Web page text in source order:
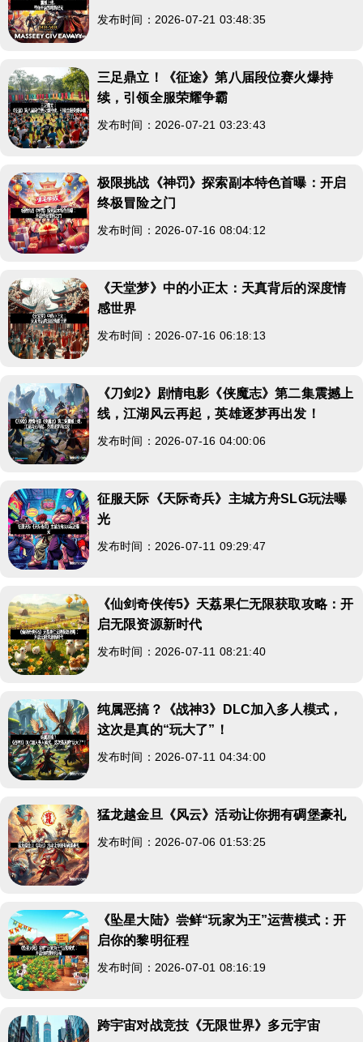
发布时间：2026-07-21 03:48:35
三足鼎立！《征途》第八届段位赛火爆持
续，引领全服荣耀争霸
发布时间：2026-07-21 03:23:43
极限挑战《神罚》探索副本特色首曝：开启
终极冒险之门
发布时间：2026-07-16 08:04:12
《天堂梦》中的小正太：天真背后的深度情
感世界
发布时间：2026-07-16 06:18:13
《刀剑2》剧情电影《侠魔志》第二集震撼上
线，江湖风云再起，英雄逐梦再出发！
发布时间：2026-07-16 04:00:06
征服天际《天际奇兵》主城方舟SLG玩法曝
光
发布时间：2026-07-11 09:29:47
《仙剑奇侠传5》天荔果仁无限获取攻略：开
启无限资源新时代
发布时间：2026-07-11 08:21:40
纯属恶搞？《战神3》DLC加入多人模式，
这次是真的“玩大了”！
发布时间：2026-07-11 04:34:00
猛龙越金旦《风云》活动让你拥有碉堡豪礼
发布时间：2026-07-06 01:53:25
《坠星大陆》尝鲜“玩家为王”运营模式：开
启你的黎明征程
发布时间：2026-07-01 08:16:19
跨宇宙对战竞技《无限世界》多元宇宙